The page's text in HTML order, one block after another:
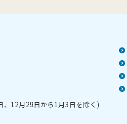
、12月29日から1月3日を除く)